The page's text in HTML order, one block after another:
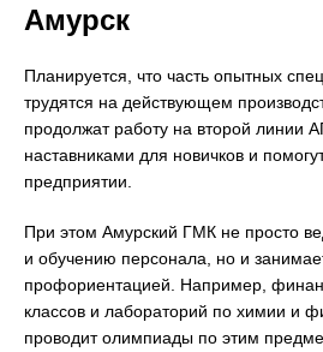
Амурск
Планируется, что часть опытных
трудятся на действующем
продолжат работу на второй линии
наставниками для новичков и
предприятии.
При этом Амурский ГМК не просто
и обучению персонала, но и
профориентацией. Например,
классов и лабораторий по химии и
проводит олимпиады по этим